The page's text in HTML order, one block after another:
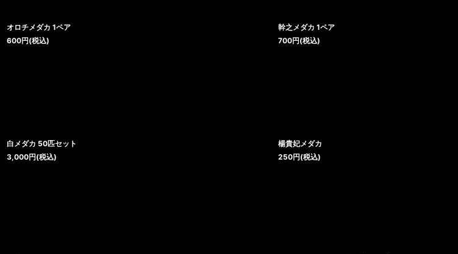
オロチメダカ 1ペア
600円(税込)
幹之メダカ 1ペア
700円(税込)
白メダカ 50匹セット
3,000円(税込)
楊貴妃メダカ
250円(税込)